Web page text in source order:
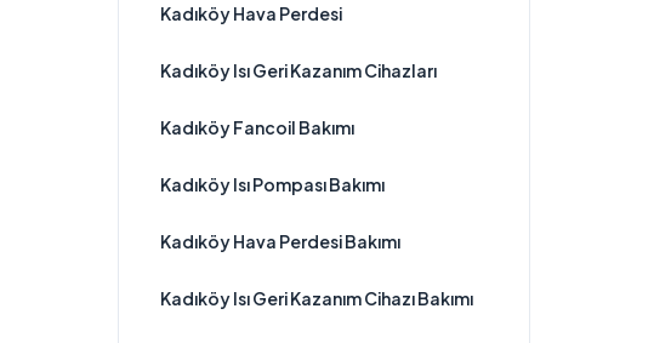
Kadıköy Hava Perdesi
Kadıköy Isı Geri Kazanım Cihazları
Kadıköy Fancoil Bakımı
Kadıköy Isı Pompası Bakımı
Kadıköy Hava Perdesi Bakımı
Kadıköy Isı Geri Kazanım Cihazı Bakımı